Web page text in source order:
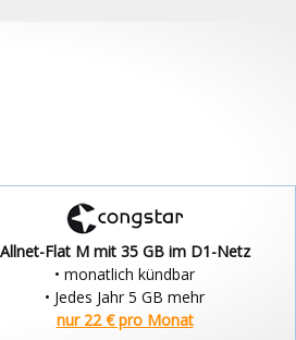
Allnet-Flat M mit 35 GB im D1-Netz
• monatlich kündbar
• Jedes Jahr 5 GB mehr
nur 22 € pro Monat